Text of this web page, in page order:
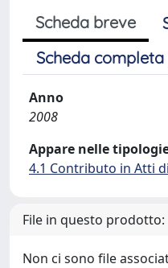
Scheda breve
Scheda completa
Anno
2008
Appare nelle
4.1 Contributo in Atti
File in questo prodotto:
Non ci sono file